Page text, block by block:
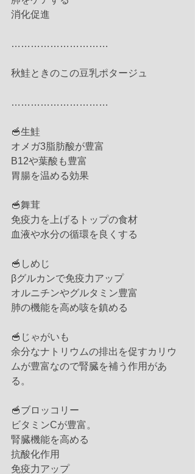
消化促進
…………………………
秋鮭ときのこの豆乳ポタージュ
…………………………
🥣生鮭
オメガ3脂肪酸が豊富
B12や葉酸も豊富
胃腸を温める効果
🥣舞茸
免疫力を上げるトップの食材
血液や水分の循環を良くする
🥣しめじ
βグルカンで免疫力アップ
オルニチンやグルタミン豊富
肺の機能を高め咳を鎮める
🥣じゃがいも
余分なナトリウムの排出を促すカリウ
ムが豊富なので腎臓を補う作用があ
る。
🥣ブロッコリー
ビタミンCが豊富。
腎臓機能を高める
抗酸化作用
免疫力アップ